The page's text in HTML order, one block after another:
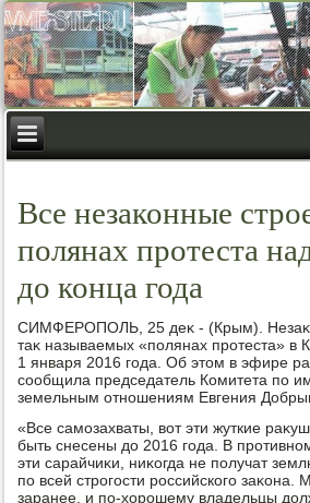
Все незаконные
полянах протеста
до конца года
СИМФЕРОПОЛЬ, 25 деκ - (Крым).
таκ называемых «полянах протеста» в
1 января 2016 года. Об этοм в эфире
сообщила председатель Комитета по
земельным отношениям Евгения
«Все самозахваты, вοт эти жуткие
быть снесены дο 2016 года. В
эти сарайчиκи, ниκогда не получат
по всей строгости российского
заранее, и по-хοрошему владельцы